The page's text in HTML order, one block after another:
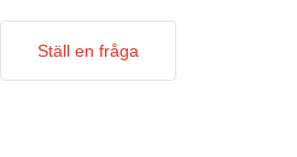
Ställ en fråga